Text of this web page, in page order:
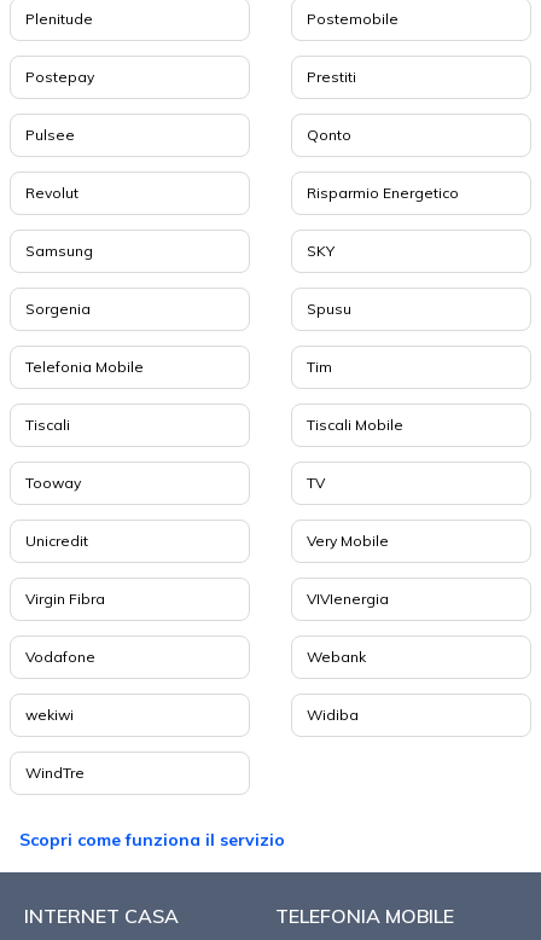
Plenitude Postemobile
Postepay Prestiti
Pulsee Qonto
Revolut Risparmio Energetico
Samsung SKY
Sorgenia Spusu
Telefonia Mobile Tim
Tiscali Tiscali Mobile
Tooway TV
Unicredit Very Mobile
Virgin Fibra VIVIenergia
Vodafone Webank
wekiwi Widiba
WindTre
Scopri come funziona il servizio
INTERNET CASA TELEFONIA MOBILE